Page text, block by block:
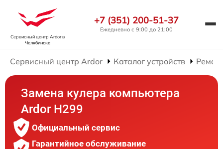
Сервисный центр Ardorв
Челябинске
+7 (351) 200-51-37
Ежедневно с 9:00 до 21:00
Сервисный центр Ardor Каталог устройств
Замена кулера компьютера
Ardor H299
Официальный сервис
Гарантийное обслуживание